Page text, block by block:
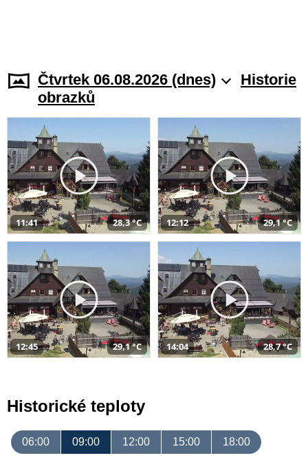
Čtvrtek 06.08.2026 (dnes)
Historie
obrazků
11:41 28,3 °C 12:12 29,1 °C
12:45 29,1 °C 14:04 28,7 °C
Historické teploty
06:00 09:00 12:00 15:00 18:00